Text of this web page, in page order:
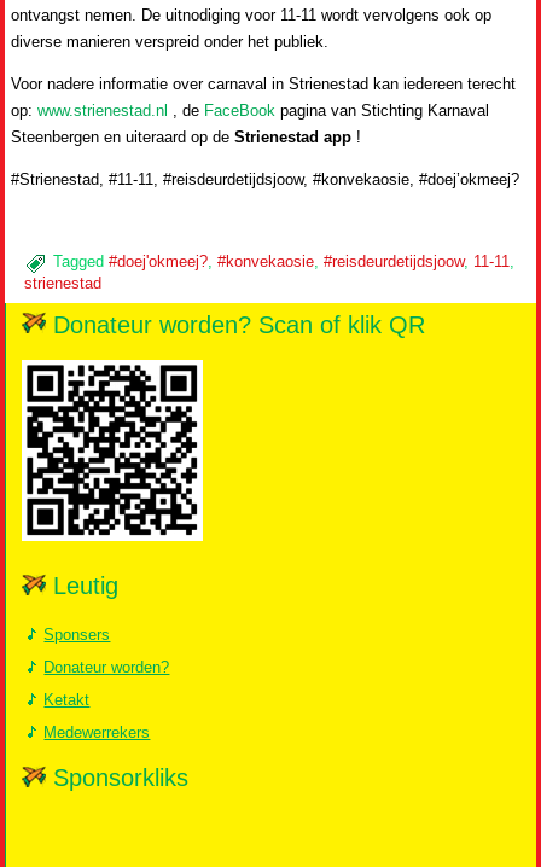
ontvangst nemen. De uitnodiging voor 11-11 wordt vervolgens ook op
diverse manieren verspreid onder het publiek.
Voor nadere informatie over carnaval in Strienestad kan iedereen terecht
op:www.strienestad.nl , de FaceBook pagina van Stichting Karnaval
Steenbergen en uiteraard op deStrienestad app !
#Strienestad, #11-11, #reisdeurdetijdsjoow, #konvekaosie, #doej’okmeej?
Tagged #doej'okmeej? ,#konvekaosie ,#reisdeurdetijdsjoow, 11-11
strienestad
Donateur worden? Scan of klik QR
Leutig
Sponsers
Donateur worden?
Ketakt
Medewerrekers
Sponsorkliks